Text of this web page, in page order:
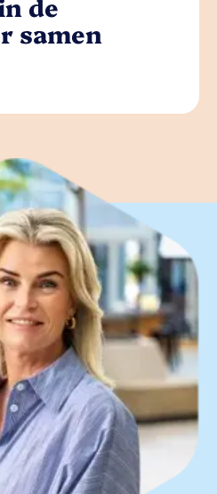
de
samen